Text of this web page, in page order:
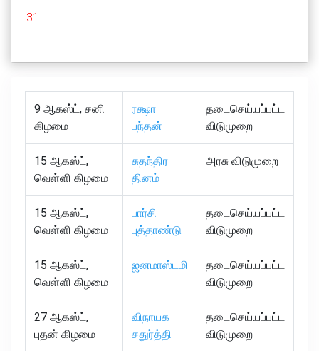
31
9 ஆகஸ்ட், சனி
கிழமை
ரக்ஷா
பந்தன்
தடைசெய்யப்பட்ட
விடுமுறை
15 ஆகஸ்ட்,
வெள்ளி கிழமை
சுதந்திர
தினம்
அரசு விடுமுறை
15 ஆகஸ்ட்,
வெள்ளி கிழமை
பார்சி
புத்தாண்டு
தடைசெய்யப்பட்ட
விடுமுறை
15 ஆகஸ்ட்,
வெள்ளி கிழமை
ஜனமாஸ்டமி
தடைசெய்யப்பட்ட
விடுமுறை
27 ஆகஸ்ட்,
புதன் கிழமை
விநாயக
சதுர்த்தி
தடைசெய்யப்பட்ட
விடுமுறை